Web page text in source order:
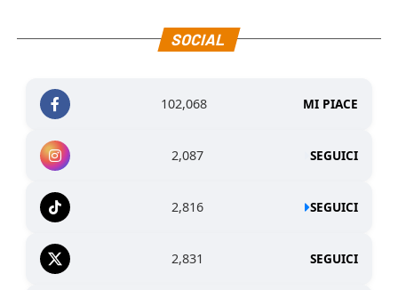
SOCIAL
102,068 MI PIACE
2,087 SEGUICI
2,816 SEGUICI
2,831 SEGUICI